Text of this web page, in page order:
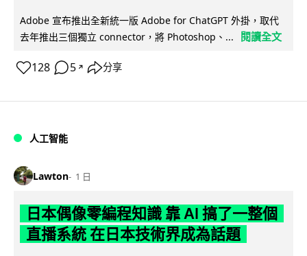
Adobe 宣布推出全新統一版 Adobe for ChatGPT 外掛，取代
去年推出三個獨立 connector，將 Photoshop、...
閱讀全文
128 5 ↗ 分享
人工智能
Lawton 1 日
日本偶像零編程知識 靠 AI 搞了一整個
直播系統 在日本技術界成為話題